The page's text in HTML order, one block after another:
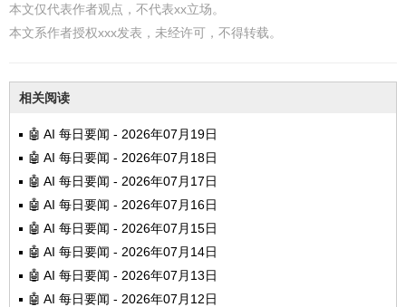
本文仅代表作者观点，不代表xx立场。
本文系作者授权xxx发表，未经许可，不得转载。
相关阅读
🤖 AI 每日要闻 - 2026年07月19日
🤖 AI 每日要闻 - 2026年07月18日
🤖 AI 每日要闻 - 2026年07月17日
🤖 AI 每日要闻 - 2026年07月16日
🤖 AI 每日要闻 - 2026年07月15日
🤖 AI 每日要闻 - 2026年07月14日
🤖 AI 每日要闻 - 2026年07月13日
🤖 AI 每日要闻 - 2026年07月12日